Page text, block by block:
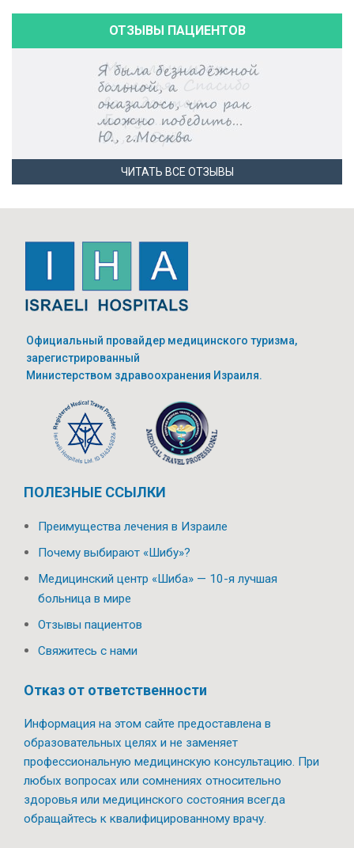
ОТЗЫВЫ ПАЦИЕНТОВ
ЧИТАТЬ ВСЕ ОТЗЫВЫ
Официальный провайдер медицинского туризма,
зарегистрированный
Министерством здравоохранения Израиля.
ПОЛЕЗНЫЕ ССЫЛКИ
Преимущества лечения в Израиле
Почему выбирают «Шибу»?
Медицинский центр «Шиба» — 10-я лучшая
больница в мире
Отзывы пациентов
Свяжитесь с нами
Отказ от ответственности
Информация на этом сайте предоставлена в
образовательных целях и не заменяет
профессиональную медицинскую консультацию. При
любых вопросах или сомнениях относительно
здоровья или медицинского состояния всегда
обращайтесь к квалифицированному врачу.